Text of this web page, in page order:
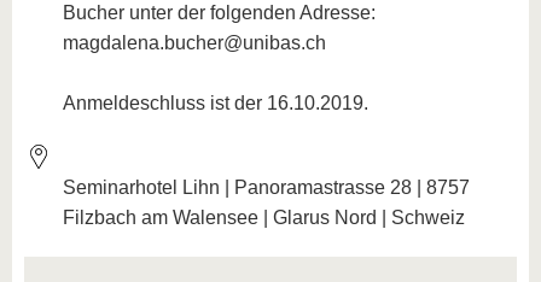
Bucher unter der folgenden Adresse:
magdalena.bucher@unibas.ch
Anmeldeschluss ist der 16.10.2019.
Seminarhotel Lihn | Panoramastrasse 28 | 8757
Filzbach am Walensee | Glarus Nord | Schweiz